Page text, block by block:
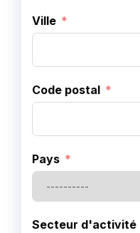
Ville
Code postal
Pays
Secteur d'activité